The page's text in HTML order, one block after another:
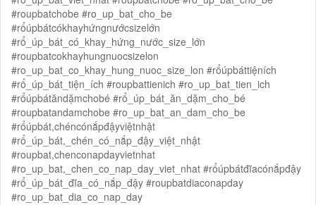
#roupbatchobe #ro_up_bat_cho_be
#rổúpbátcókhayhứngnướcsizelớn
#rổ_úp_bát_có_khay_hứng_nước_size_lớn
#roupbatcokhayhungnuocsizelon
#ro_up_bat_co_khay_hung_nuoc_size_lon #rổúpbáttiệních
#rổ_úp_bát_tiện_ích #roupbattienich #ro_up_bat_tien_ich
#rổúpbátăndặmchobé #rổ_úp_bát_ăn_dặm_cho_bé
#roupbatandamchobe #ro_up_bat_an_dam_cho_be
#rổúpbát,chéncónắpđậyviệtnhật
#rổ_úp_bát,_chén_có_nắp_đậy_việt_nhật
#roupbat,chenconapdayvietnhat
#ro_up_bat,_chen_co_nap_day_viet_nhat #rổúpbátđĩacónắpđậy
#rổ_úp_bát_đĩa_có_nắp_đậy #roupbatdiaconapday
#ro_up_bat_dia_co_nap_day